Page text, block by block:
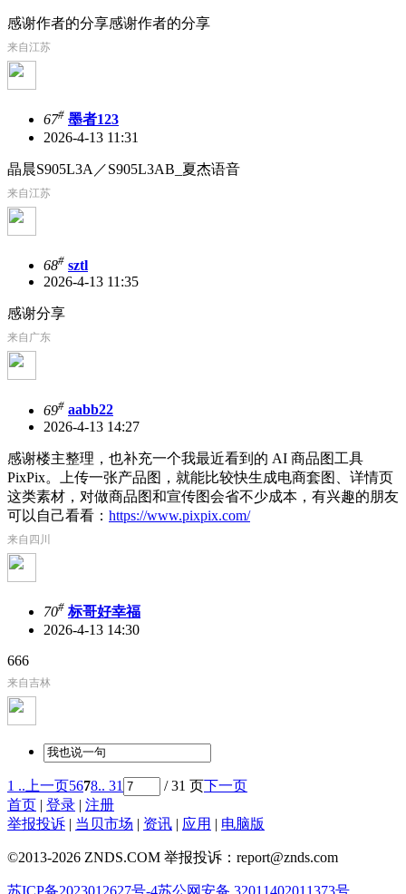
感谢作者的分享感谢作者的分享
来自江苏
67# 墨者123
2026-4-13 11:31
晶晨S905L3A／S905L3AB_夏杰语音
来自江苏
68# sztl
2026-4-13 11:35
感谢分享
来自广东
69# aabb22
2026-4-13 14:27
感谢楼主整理，也补充一个我最近看到的 AI 商品图工具
PixPix。上传一张产品图，就能比较快生成电商套图、详情页
这类素材，对做商品图和宣传图会省不少成本，有兴趣的朋友
可以自己看看： https://www.pixpix.com/
来自四川
70# 标哥好幸福
2026-4-13 14:30
666
来自吉林
1 .. 上一页5678.. 31 / 31 页下一页
首页 | 登录 | 注册
举报投诉 | 当贝市场 | 资讯 | 应用 | 电脑版
©2013-2026 ZNDS.COM 举报投诉：report@znds.com
苏ICP备2023012627号-4苏公网安备 32011402011373号